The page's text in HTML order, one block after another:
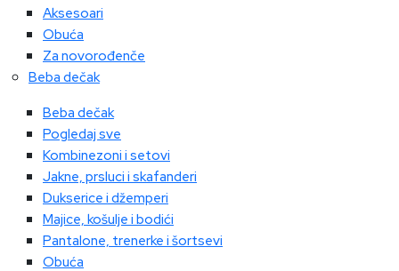
Aksesoari
Obuća
Za novorođenče
Beba dečak
Beba dečak
Pogledaj sve
Kombinezoni i setovi
Jakne, prsluci i skafanderi
Dukserice i džemperi
Majice, košulje i bodići
Pantalone, trenerke i šortsevi
Obuća